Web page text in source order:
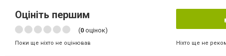
Оцініть першим
(0 оцінок)
Поки ще ніхто не оцінював Ніхто ще не